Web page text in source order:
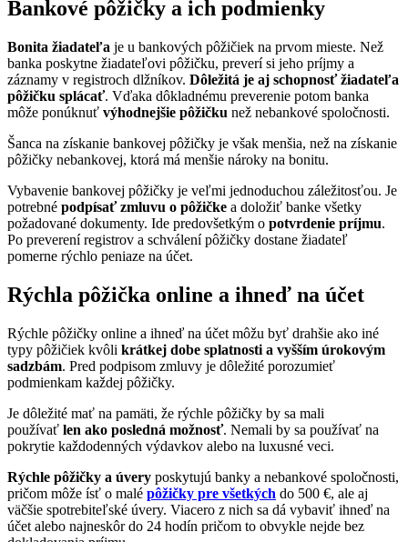
Bankové pôžičky a ich podmienky
Bonita žiadateľa je u bankových pôžičiek na prvom mieste. Než
banka poskytne žiadateľovi pôžičku, preverí si jeho príjmy a
záznamy v registroch dlžníkov. Dôležitá je aj schopnosť žiadateľa
pôžičku splácať. Vďaka dôkladnému preverenie potom banka
môže ponúknuť výhodnejšie pôžičku než nebankové spoločnosti.
Šanca na získanie bankovej pôžičky je však menšia, než na získanie
pôžičky nebankovej, ktorá má menšie nároky na bonitu.
Vybavenie bankovej pôžičky je veľmi jednoduchou záležitosťou. Je
potrebné podpísať zmluvu o pôžičke a doložiť banke všetky
požadované dokumenty. Ide predovšetkým o potvrdenie príjmu.
Po preverení registrov a schválení pôžičky dostane žiadateľ
pomerne rýchlo peniaze na účet.
Rýchla pôžička online a ihneď na účet
Rýchle pôžičky online a ihneď na účet môžu byť drahšie ako iné
typy pôžičiek kvôli krátkej dobe splatnosti a vyšším úrokovým
sadzbám. Pred podpisom zmluvy je dôležité porozumieť
podmienkam každej pôžičky.
Je dôležité mať na pamäti, že rýchle pôžičky by sa mali
používať len ako posledná možnosť. Nemali by sa používať na
pokrytie každodenných výdavkov alebo na luxusné veci.
Rýchle pôžičky a úvery poskytujú banky a nebankové spoločnosti,
pričom môže ísť o malé pôžičky pre všetkých do 500 €, ale aj
väčšie spotrebiteľské úvery. Viacero z nich sa dá vybaviť ihneď na
účet alebo najneskôr do 24 hodín pričom to obvykle nejde bez